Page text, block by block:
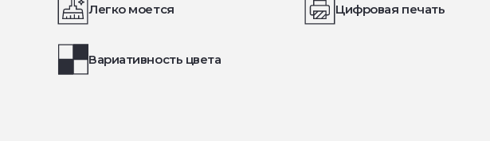
Легко моется Цифровая печать
Вариативность цвета